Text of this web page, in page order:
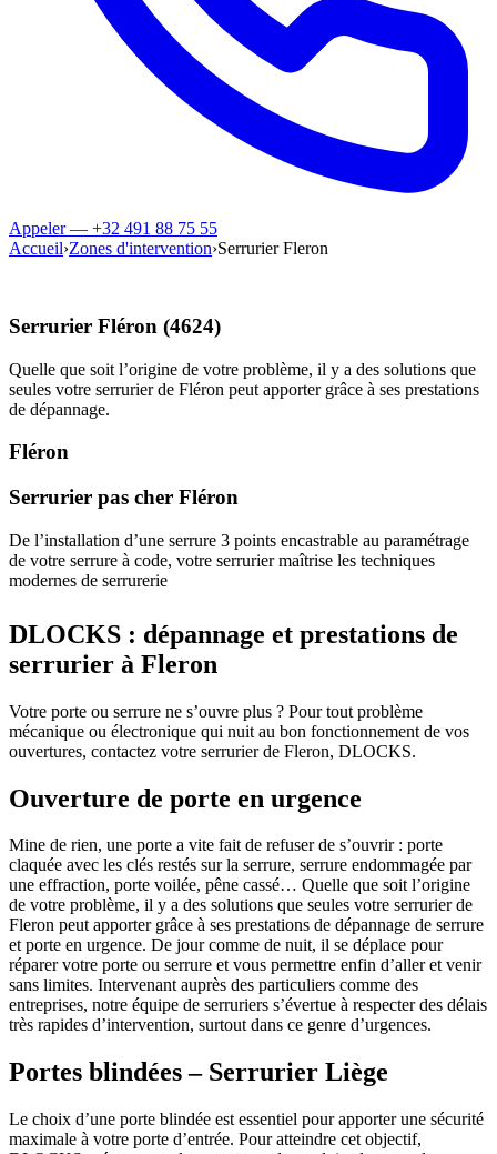
Appeler — +32 491 88 75 55
Accueil›Zones d'intervention›Serrurier Fleron
Serrurier Fléron (4624)
Quelle que soit l’origine de votre problème, il y a des solutions que
seules votre serrurier de Fléron peut apporter grâce à ses prestations
de dépannage.
Fléron
Serrurier pas cher Fléron
De l’installation d’une serrure 3 points encastrable au paramétrage
de votre serrure à code, votre serrurier maîtrise les techniques
modernes de serrurerie
DLOCKS : dépannage et prestations de
serrurier à Fleron
Votre porte ou serrure ne s’ouvre plus ? Pour tout problème
mécanique ou électronique qui nuit au bon fonctionnement de vos
ouvertures, contactez votre serrurier de Fleron, DLOCKS.
Ouverture de porte en urgence
Mine de rien, une porte a vite fait de refuser de s’ouvrir : porte
claquée avec les clés restés sur la serrure, serrure endommagée par
une effraction, porte voilée, pêne cassé… Quelle que soit l’origine
de votre problème, il y a des solutions que seules votre serrurier de
Fleron peut apporter grâce à ses prestations de dépannage de serrure
et porte en urgence. De jour comme de nuit, il se déplace pour
réparer votre porte ou serrure et vous permettre enfin d’aller et venir
sans limites. Intervenant auprès des particuliers comme des
entreprises, notre équipe de serruriers s’évertue à respecter des délais
très rapides d’intervention, surtout dans ce genre d’urgences.
Portes blindées – Serrurier Liège
Le choix d’une porte blindée est essentiel pour apporter une sécurité
maximale à votre porte d’entrée. Pour atteindre cet objectif,